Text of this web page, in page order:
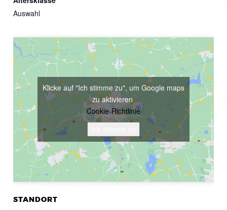
Auswahl
STANDORT
Klicke auf "Ich stimme zu", um Google maps
zu aktivieren
Cookie-Richtlinie